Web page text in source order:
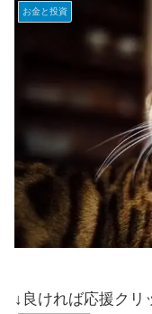
お金と投資
↓良ければ応援クリ